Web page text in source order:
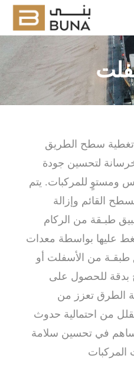
سطح الطريق
لتحسين جودة
ومستوٍ للمركبات. يتم
القائم وإزالة
طبـقة من الركام
عليها بواسطة معدات
طبقـة من الأسفلت أو
بدقة للحصول على
الطرق تعزز من
من احتمالية حدوث
في تحسين سلامة
المركبات